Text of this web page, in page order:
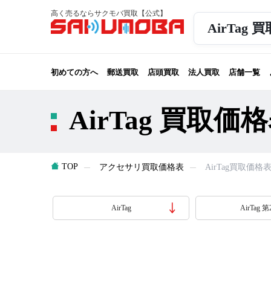
高く売るならサクモバ買取【公式】
AirTag 買
初めての方へ 郵送買取 店頭買取 法人買取 店舗一覧
AirTag 買取価
TOP アクセサリ買取価格表 AirTag買取価格表
AirTag AirTag